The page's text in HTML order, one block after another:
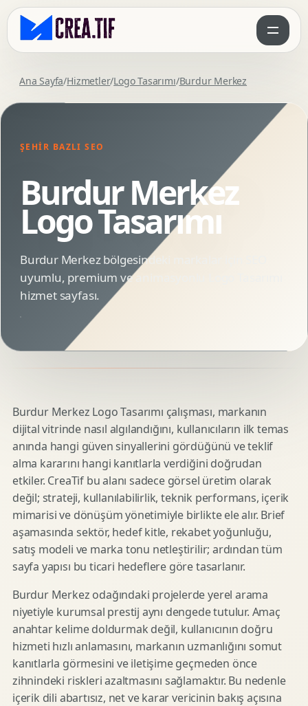
Ana Sayfa/Hizmetler/Logo Tasarımı/Burdur Merkez
ŞEHIR BAZLI SEO
Burdur Merkez
Logo Tasarımı
Burdur Merkez bölgesindeki markalar için SEO
uyumlu, premium ve animasyonlu Logo Tasarımı
hizmet sayfası.
Burdur Merkez Logo Tasarımı çalışması, markanın
dijital vitrinde nasıl algılandığını, kullanıcıların ilk temas
anında hangi güven sinyallerini gördüğünü ve teklif
alma kararını hangi kanıtlarla verdiğini doğrudan
etkiler. CreaTif bu alanı sadece görsel üretim olarak
değil; strateji, kullanılabilirlik, teknik performans, içerik
mimarisi ve dönüşüm yönetimiyle birlikte ele alır. Brief
aşamasında sektör, hedef kitle, rekabet yoğunluğu,
satış modeli ve marka tonu netleştirilir; ardından tüm
sayfa yapısı bu ticari hedeflere göre tasarlanır.
Burdur Merkez odağındaki projelerde yerel arama
niyetiyle kurumsal prestij aynı dengede tutulur. Amaç
anahtar kelime doldurmak değil, kullanıcının doğru
hizmeti hızlı anlamasını, markanın uzmanlığını somut
kanıtlarla görmesini ve iletişime geçmeden önce
zihnindeki riskleri azaltmasını sağlamaktır. Bu nedenle
içerik dili abartısız, net ve karar vericinin bakış açısına